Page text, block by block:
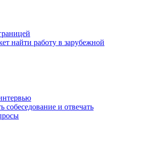
найти работу в зарубежной
собеседование и отвечать